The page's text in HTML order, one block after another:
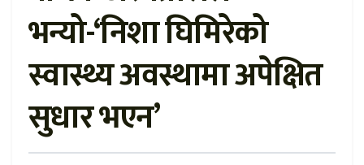
भन्यो-‘निशा घिमिरेको
स्वास्थ्य अवस्थामा अपेक्षित
सुधार भएन’